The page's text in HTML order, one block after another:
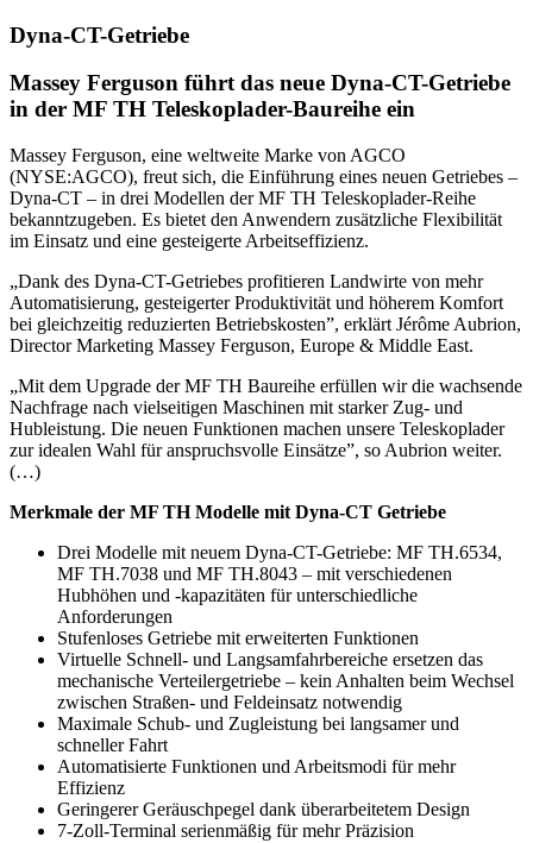
Dyna-CT-Getriebe
Massey Ferguson führt das neue Dyna-CT-Getriebe
in der MF TH Teleskoplader-Baureihe ein
Massey Ferguson, eine weltweite Marke von AGCO
(NYSE:AGCO), freut sich, die Einführung eines neuen Getriebes –
Dyna-CT – in drei Modellen der MF TH Teleskoplader-Reihe
bekanntzugeben. Es bietet den Anwendern zusätzliche Flexibilität
im Einsatz und eine gesteigerte Arbeitseffizienz.
„Dank des Dyna-CT-Getriebes profitieren Landwirte von mehr
Automatisierung, gesteigerter Produktivität und höherem Komfort
bei gleichzeitig reduzierten Betriebskosten”, erklärt Jérôme Aubrion,
Director Marketing Massey Ferguson, Europe & Middle East.
„Mit dem Upgrade der MF TH Baureihe erfüllen wir die wachsende
Nachfrage nach vielseitigen Maschinen mit starker Zug- und
Hubleistung. Die neuen Funktionen machen unsere Teleskoplader
zur idealen Wahl für anspruchsvolle Einsätze”, so Aubrion weiter.
(…)
Merkmale der MF TH Modelle mit Dyna-CT Getriebe
Drei Modelle mit neuem Dyna-CT-Getriebe: MF TH.6534,
MF TH.7038 und MF TH.8043 – mit verschiedenen
Hubhöhen und -kapazitäten für unterschiedliche
Anforderungen
Stufenloses Getriebe mit erweiterten Funktionen
Virtuelle Schnell- und Langsamfahrbereiche ersetzen das
mechanische Verteilergetriebe – kein Anhalten beim Wechsel
zwischen Straßen- und Feldeinsatz notwendig
Maximale Schub- und Zugleistung bei langsamer und
schneller Fahrt
Automatisierte Funktionen und Arbeitsmodi für mehr
Effizienz
Geringerer Geräuschpegel dank überarbeitetem Design
7-Zoll-Terminal serienmäßig für mehr Präzision